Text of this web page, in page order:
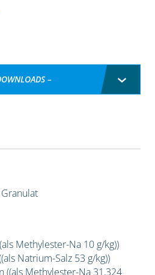
–
Methylester-Na 10 g/kg))
Natrium-Salz 53 g/kg))
((als Methylester-Na 31,324